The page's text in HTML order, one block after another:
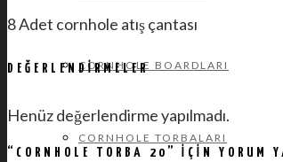
CORNHOLE BOARDLARI
CORNHOLE TORBALARI
8 Adet cornhole atış çantası
DEĞERLENDIRMELER
Henüz değerlendirme yapılmadı.
“CORNHOLE TORBA 20” IÇIN YORUM